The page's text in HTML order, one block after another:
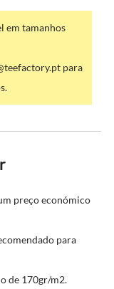
em tamanhos
para
preço económico
para
de 170gr/m2.